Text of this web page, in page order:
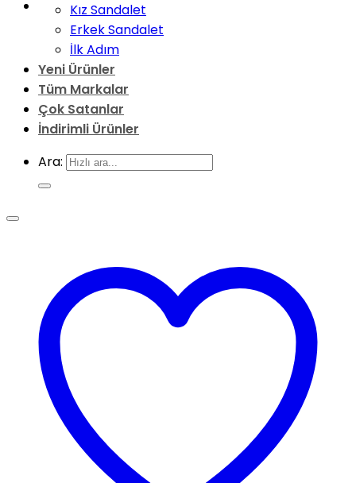
Kız Sandalet
Erkek Sandalet
İlk Adım
Yeni Ürünler
Tüm Markalar
Çok Satanlar
İndirimli Ürünler
Ara: